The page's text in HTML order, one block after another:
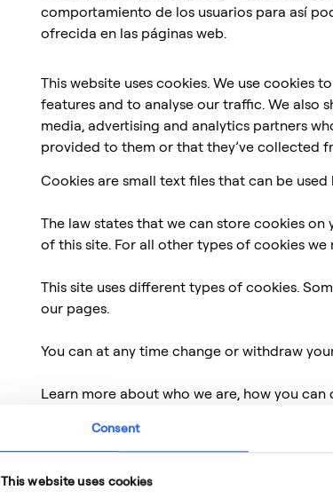
Consent
This website uses cookies
comportamiento de los usuarios para así
ofrecida en las páginas web.
This website uses cookies. We use cookies
features and to analyse our traffic. We also
media, advertising and analytics partners
provided to them or that they’ve collected
Cookies are small text files that can be
The law states that we can store cookies
of this site. For all other types of cookies we
This site uses different types of cookies.
our pages.
You can at any time change or withdraw
Learn more about who we are, how you
Please state your consent ID and date
Your consent applies to the following